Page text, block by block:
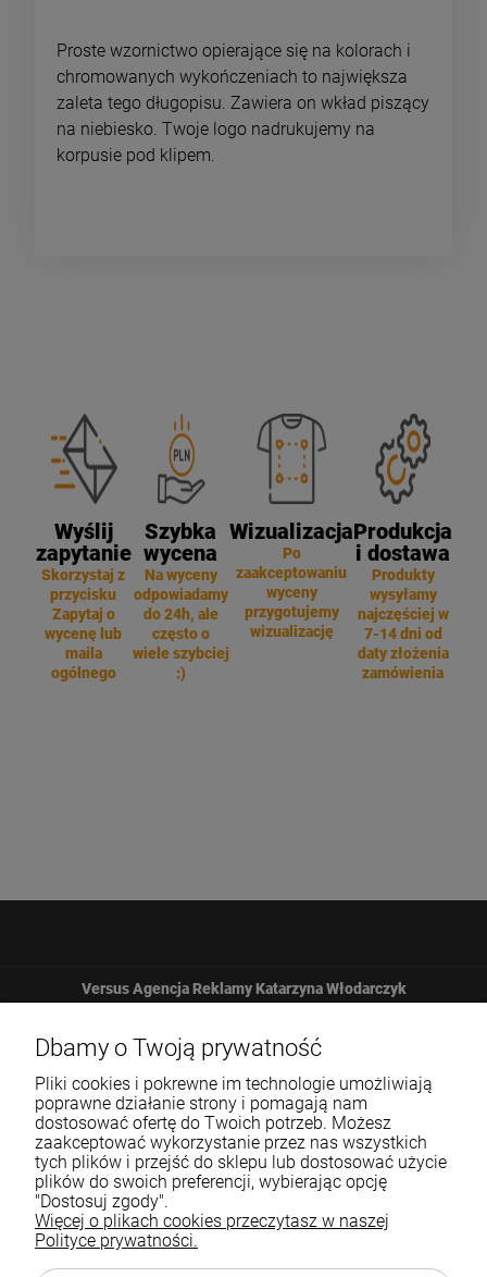
Proste wzornictwo opierające się na kolorach i
chromowanych wykończeniach to największa
zaleta tego długopisu. Zawiera on wkład piszący
na niebiesko. Twoje logo nadrukujemy na
korpusie pod klipem.
Wyślij
zapytanie
Skorzystaj z
przycisku
Zapytaj o
wycenę lub
maila
ogólnego
Szybka
wycena
Na wyceny
odpowiadamy
do 24h, ale
często o
wiele szybciej
:)
Wizualizacja
Po
zaakceptowaniu
wyceny
przygotujemy
wizualizację
Produkcja
i dostawa
Produkty
wysyłamy
najczęściej w
7-14 dni od
daty złożenia
zamówienia
Versus Agencja Reklamy Katarzyna Włodarczyk
Żbicka 161
32-065 Krzeszowice
12 307 25 82
Pomoc
Dbamy o Twoją prywatność
Pliki cookies i pokrewne im technologie umożliwiają
poprawne działanie strony i pomagają nam
dostosować ofertę do Twoich potrzeb. Możesz
zaakceptować wykorzystanie przez nas wszystkich
tych plików i przejść do sklepu lub dostosować użycie
plików do swoich preferencji, wybierając opcję
"Dostosuj zgody".
Więcej o plikach cookies przeczytasz w naszej
Polityce prywatności.